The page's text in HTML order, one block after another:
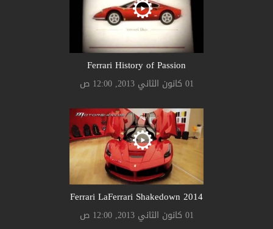
Ferrari History of Passion
01 كانون الثاني 2013, 12:00 ص
Ferrari LaFerrari Shakedown 2014
01 كانون الثاني 2013, 12:00 ص